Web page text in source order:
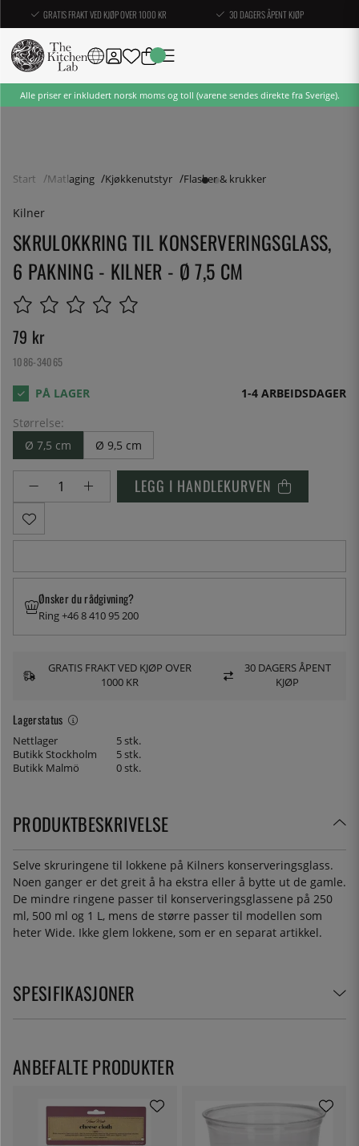
GRATIS FRAKT VED KJØP OVER 1000 KR 30 DAGERS ÅPENT KJØP
Alle priser er inkludert norsk moms og toll (varene sendes direkte fra Sverige).
Start Matlaging Kjøkkenutstyr Flasker & krukker
Kilner
SKRULOKKRING TIL KONSERVERINGSGLASS,
6 PAKNING - KILNER - Ø 7,5 CM
79 kr
1086-34065
1-4 ARBEIDSDAGER
Størrelse:
Ø 7,5 cm
Ø 9,5 cm
LEGG I HANDLEKURVEN
Lagerstatus
Nettlager
5 stk.
Butikk Stockholm
5 stk.
Butikk Malmö
0 stk.
Ønsker du rådgivning?
Ring +46 8 410 95 200
GRATIS FRAKT VED KJØP OVER
1000 KR
30 DAGERS ÅPENT
KJØP
PRODUKTBESKRIVELSE
Selve skruringene til lokkene på Kilners konserveringsglass.
Noen ganger er det greit å ha ekstra eller å bytte ut de gamle.
De mindre ringene passer til konserveringsglassene på 250
ml, 500 ml og 1 L, mens de større passer til modellen som
heter Wide. Ikke glem lokkene, som er en separat artikkel.
SPESIFIKASJONER
ANBEFALTE PRODUKTER